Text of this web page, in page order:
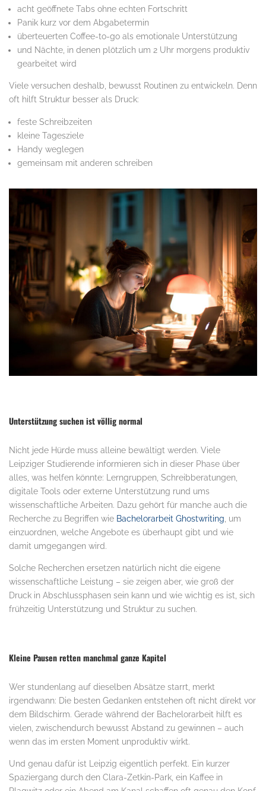
acht geöffnete Tabs ohne echten Fortschritt
Panik kurz vor dem Abgabetermin
überteuerten Coffee-to-go als emotionale Unterstützung
und Nächte, in denen plötzlich um 2 Uhr morgens produktiv
gearbeitet wird
Viele versuchen deshalb, bewusst Routinen zu entwickeln. Denn
oft hilft Struktur besser als Druck:
feste Schreibzeiten
kleine Tagesziele
Handy weglegen
gemeinsam mit anderen schreiben
Unterstützung suchen ist völlig normal
Nicht jede Hürde muss alleine bewältigt werden. Viele
Leipziger Studierende informieren sich in dieser Phase über
alles, was helfen könnte: Lerngruppen, Schreibberatungen,
digitale Tools oder externe Unterstützung rund ums
wissenschaftliche Arbeiten. Dazu gehört für manche auch die
Recherche zu Begriffen wie Bachelorarbeit Ghostwriting , um
einzuordnen, welche Angebote es überhaupt gibt und wie
damit umgegangen wird.
Solche Recherchen ersetzen natürlich nicht die eigene
wissenschaftliche Leistung – sie zeigen aber, wie groß der
Druck in Abschlussphasen sein kann und wie wichtig es ist, sich
frühzeitig Unterstützung und Struktur zu suchen.
Kleine Pausen retten manchmal ganze Kapitel
Wer stundenlang auf dieselben Absätze starrt, merkt
irgendwann: Die besten Gedanken entstehen oft nicht direkt vor
dem Bildschirm. Gerade während der Bachelorarbeit hilft es
vielen, zwischendurch bewusst Abstand zu gewinnen – auch
wenn das im ersten Moment unproduktiv wirkt.
Und genau dafür ist Leipzig eigentlich perfekt. Ein kurzer
Spaziergang durch den Clara-Zetkin-Park, ein Kaffee in